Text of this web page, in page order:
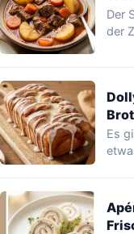
Der
der
Brot
Es